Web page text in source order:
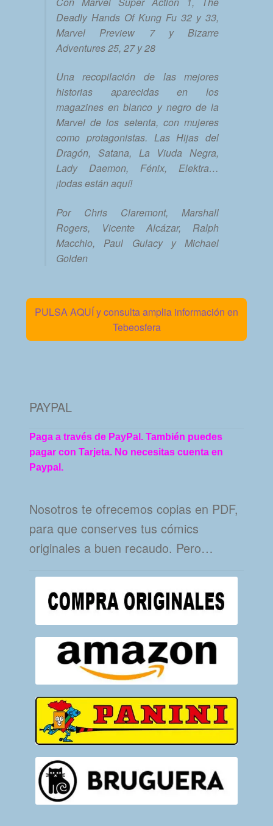
Deadly Hands Of Kung Fu 32 y 33,
Marvel Preview 7 y Bizarre
Adventures 25, 27 y 28
Una recopilación de las mejores
historias aparecidas en los
magazines en blanco y negro de la
Marvel de los setenta, con mujeres
como protagonistas. Las Hijas del
Dragón, Satana, La Viuda Negra,
Lady Daemon, Fénix, Elektra…
¡todas están aquí!
Por Chris Claremont, Marshall
Rogers, Vicente Alcázar, Ralph
Macchio, Paul Gulacy y Michael
Golden
PULSA AQUÍ y consulta amplia información en
Tebeosfera
PAYPAL
Paga a través de PayPal. También puedes
pagar con Tarjeta. No necesitas cuenta en
Paypal.
Nosotros te ofrecemos copias en PDF,
para que conserves tus cómics
originales a buen recaudo. Pero…